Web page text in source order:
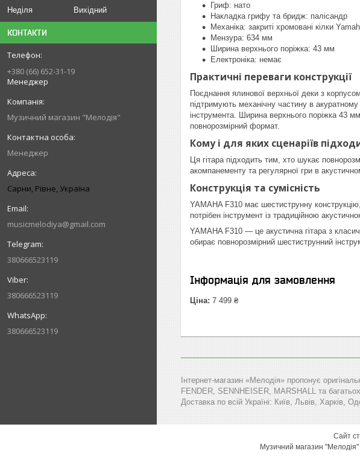
Неділя
Вихідний
КОНТАКТИ
+380 (66) 652-31-19
Менеджер
Музичний магазин "Мелодія"
Менеджер
Сарни, Рівне, Україна
musicmelodiya@gmail.com
380666523119
380666523119
380666523119
Гриф: нато
Накладка грифу та бридж: палісандр
Механіка: закриті хромовані кілки
Мензура: 634 мм
Ширина верхнього поріжка: 43 мм
Електроніка: немає
Практичні переваги конструкції
Поєднання ялинової верхньої деки з
підтримують механічну частину в
інструмента. Ширина верхнього поріжка 43
повнорозмірний формат.
Кому і для яких сценаріїв
Ця гітара підходить тим, хто шукає
акомпанементу та регулярної гри в
Конструкція та сумісність
YAMAHA F310 має шестиструнну
потрібен інструмент із традиційною
YAMAHA F310 — це акустична гітара з
обирає повнорозмірний шестиструнний
Інформація для замовлення
Ціна: 7 499 ₴
Інтернет-магазин «Мелодія» пропонує
FENDER, SENNHEISER, MARSHALL та
Доставка по всій Україні: Київ, Львів, Харків,
Сайт